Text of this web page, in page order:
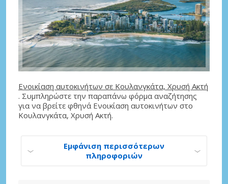
Ενοικίαση αυτοκινήτων σε Κουλανγκάτα, Χρυσή Ακτή
. Συμπληρώστε την παραπάνω φόρμα αναζήτησης
για να βρείτε φθηνά Ενοικίαση αυτοκινήτων στο
Κουλανγκάτα, Χρυσή Ακτή.
Εμφάνιση περισσότερων
πληροφοριών